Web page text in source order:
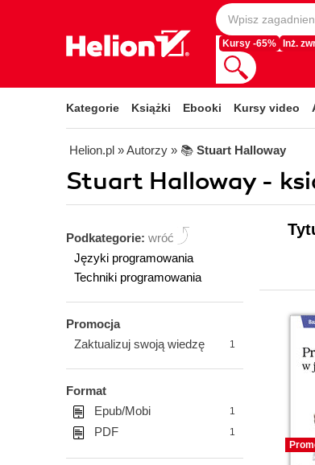
Kursy -65% Inż.
Kategorie Książki Ebooki Kursy video
Helion.pl » Autorzy » 📚 Stuart Halloway
Stuart Halloway -
Podkategorie: wróć
Języki programowania
Techniki programowania
Promocja
Zaktualizuj swoją wiedzę
1
Format
Epub/Mobi
1
PDF 1